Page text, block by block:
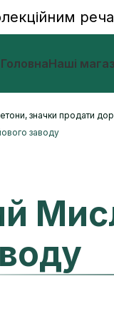
ГоловнаНаші
значки продати
заводу